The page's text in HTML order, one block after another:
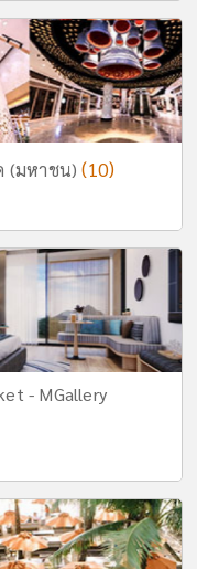
(มหาชน)(10)
- MGallery